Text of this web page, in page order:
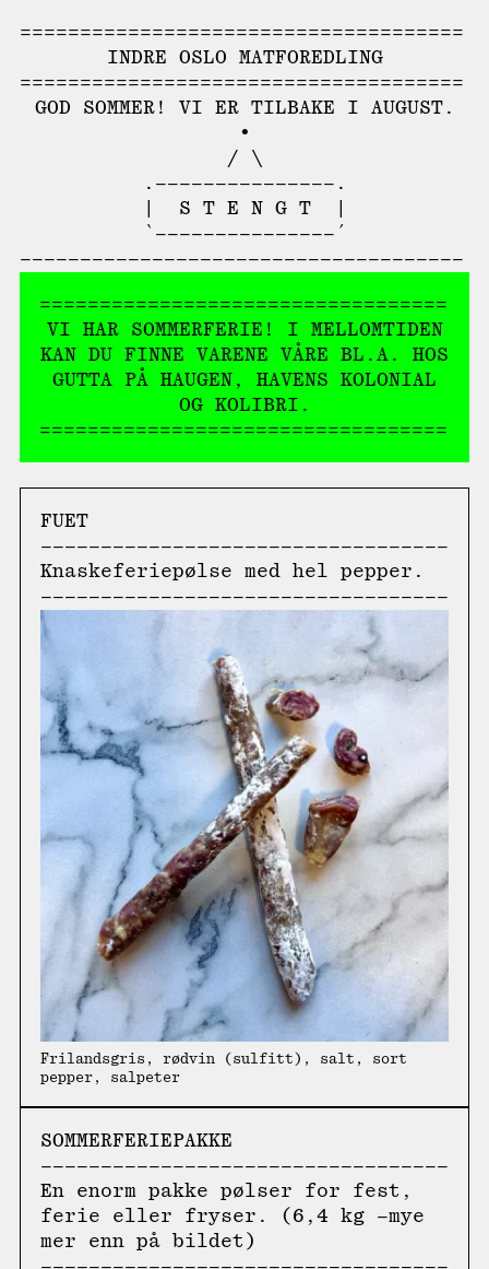
INDRE OSLO MATFOREDLING
GOD SOMMER! VI ER TILBAKE I AUGUST.
        •
       / \
.–––––––––––––––.
|  S T E N G T  |
VI HAR SOMMERFERIE! I MELLOMTIDEN
KAN DU FINNE VARENE VÅRE BL.A. HOS
GUTTA PÅ HAUGEN, HAVENS KOLONIAL
OG KOLIBRI.
FUET
Knaskeferiepølse med hel pepper.
Frilandsgris, rødvin (sulfitt), salt, sort
pepper, salpeter
SOMMERFERIEPAKKE
En enorm pakke pølser for fest,
ferie eller fryser. (6,4 kg –mye
mer enn på bildet)